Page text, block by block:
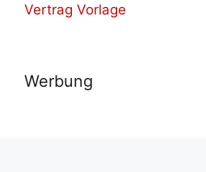
Vertrag Vorlage
Werbung